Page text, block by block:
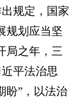
规定，国家
规划应当坚
局之年，三
平法治思
盼”，以法治